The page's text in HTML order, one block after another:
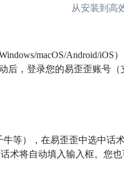
从安装到高
macOS/Android/iOS
后，登录您的易歪歪账号（
等），在易歪歪中选中话
术将自动填入输入框。您也